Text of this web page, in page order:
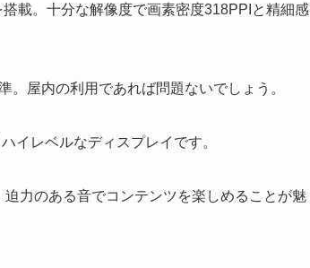
載。十分な解像度で画素密度318PPIと精細感
屋内の利用であれば問題ないでしょう。
イレベルなディスプレイです。
迫力のある音でコンテンツを楽しめることが魅